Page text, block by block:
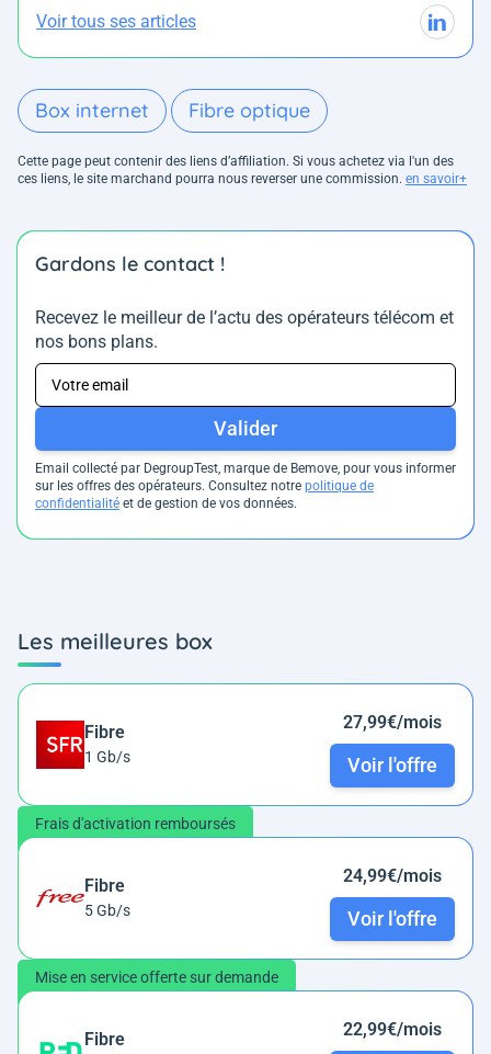
Voir tous ses articles
Box internet Fibre optique
Cette page peut contenir des liens d’affiliation. Si vous achetez via l'un des
ces liens, le site marchand pourra nous reverser une commission. en savoir+
Gardons le contact !
Recevez le meilleur de l’actu des opérateurs télécom et
nos bons plans.
Valider
Email collecté par DegroupTest, marque de Bemove, pour vous informer
sur les offres des opérateurs. Consultez notre politique de
confidentialité et de gestion de vos données.
Les meilleures box
Fibre
1 Gb/s
27,99€/mois
Voir l'offre
Frais d'activation remboursés
Fibre
5 Gb/s
24,99€/mois
Voir l'offre
Mise en service offerte sur demande
Fibre 22,99€/mois